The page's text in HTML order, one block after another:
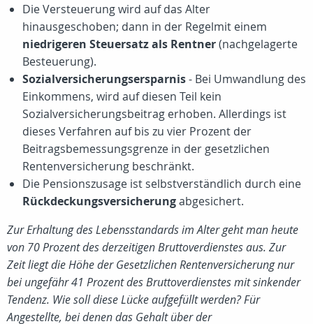
Die Versteuerung wird auf das Alter
hinausgeschoben; dann in der Regelmit einem
niedrigeren Steuersatz als Rentner(nachgelagerte
Besteuerung).
Sozialversicherungsersparnis- Bei Umwandlung des
Einkommens, wird auf diesen Teil kein
Sozialversicherungsbeitrag erhoben. Allerdings ist
dieses Verfahren auf bis zu vier Prozent der
Beitragsbemessungsgrenze in der gesetzlichen
Rentenversicherung beschränkt.
Die Pensionszusage ist selbstverständlich durch eine
Rückdeckungsversicherungabgesichert.
Zur Erhaltung des Lebensstandards im Alter geht man heute
von 70 Prozent des derzeitigen Bruttoverdienstes aus. Zur
Zeit liegt die Höhe der Gesetzlichen Rentenversicherung nur
bei ungefähr 41 Prozent des Bruttoverdienstes mit sinkender
Tendenz. Wie soll diese Lücke aufgefüllt werden? Für
Angestellte, bei denen das Gehalt über der